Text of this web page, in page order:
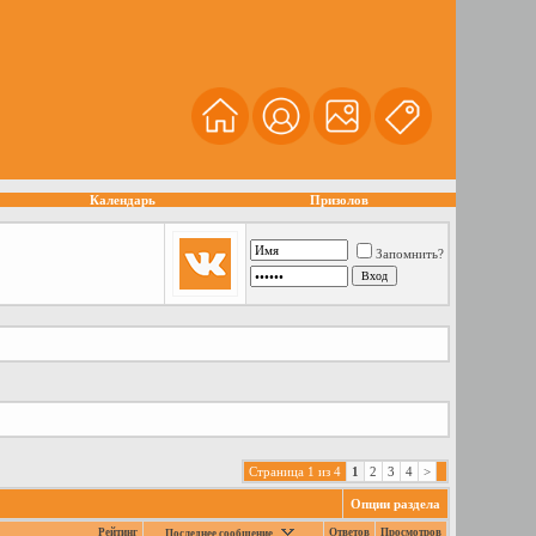
Календарь Призолов
Запомнить?
Страница 1 из 4 1 2 3 4 >
Опции раздела
Рейтинг Последнее сообщение Ответов Просмотров